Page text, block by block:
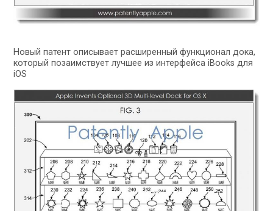
Новый патент описывает расширенный функционал дока,
который позаимствует лучшее из интерфейса iBooks для
iOS